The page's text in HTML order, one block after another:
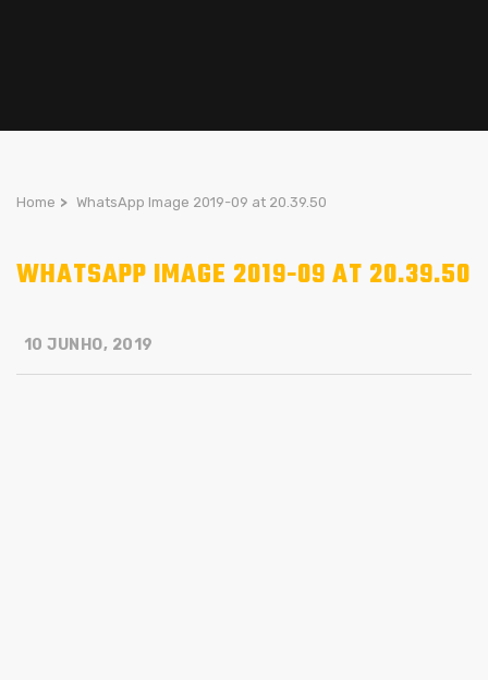
Home > WhatsApp Image 2019-09 at 20.39.50
WHATSAPP IMAGE 2019-09 AT 20.39.50
10 JUNHO, 2019